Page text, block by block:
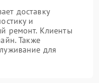
доставку
и
ремонт. Клиенты
Также
для